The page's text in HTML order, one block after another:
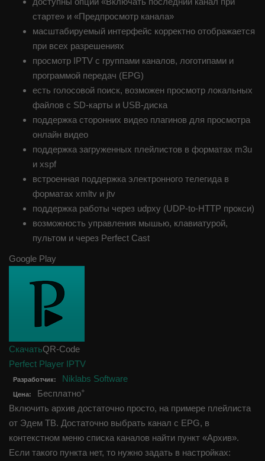
старте» и «Предпросмотр канала»
масштабируемый интерфейс корректно отображается
при всех разрешениях
просмотр IPTV с группами каналов, логотипами и
программой передач (EPG)
есть голосовой поиск, возможен просмотр локальных
файлов с SD-карты и USB-диска
поддержка сторонних видео плагинов для просмотра
онлайн видео
поддержка загруженных плейлистов в форматах m3u
и xspf
встроенная поддержка электронного телегида в
форматах xmltv и jtv
поддержка работы через udpxy (UDP-to-HTTP прокси)
возможность управления мышью, клавиатурой,
пультом и через Perfect Cast
Google Play
СкачатьQR-Code
Perfect Player IPTV
Разработчик: Niklabs Software
Цена: Бесплатно+
Включить архив достаточно просто, на примере плейлиста
от Эдем ТВ. Достаточно выбрать канал с EPG, в
контекстном меню списка каналов найти пункт «Архив».
Если такого пункта нет, то нужно задать в настройках: